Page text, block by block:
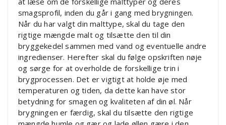
smagsprofil, inden du går i gang med brygningen.
Når du har valgt din malttype, skal du tage den
rigtige mængde malt og tilsætte den til din
bryggekedel sammen med vand og eventuelle andre
ingredienser. Herefter skal du følge opskriften nøje
og sørge for at overholde de forskellige trin i
brygprocessen. Det er vigtigt at holde øje med
temperaturen og tiden, da dette kan have stor
betydning for smagen og kvaliteten af din øl. Når
brygningen er færdig, skal du tilsætte den rigtige